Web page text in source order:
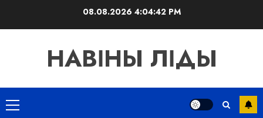
08.08.2026 4:04:42 PM
НАВІНЫ ЛІДЫ
Основное